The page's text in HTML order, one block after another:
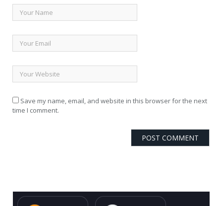
Save my name, email, and website in this browser for the next
time I comment.